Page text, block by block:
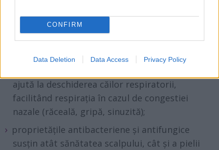
CONFIRM
Data Deletion Data Access Privacy Policy
proprietățile antioxidante susțin lupta
împotriva radicalilor liberi și protejează
ajută la deschiderea căilor respiratorii,
facilitând respirația în cazul de congestiei
nazale (răceală, gripă, sinuzită);
proprietățile antibacteriene și antifungice
susțin atât sănătatea scalpului, cât și a pielii